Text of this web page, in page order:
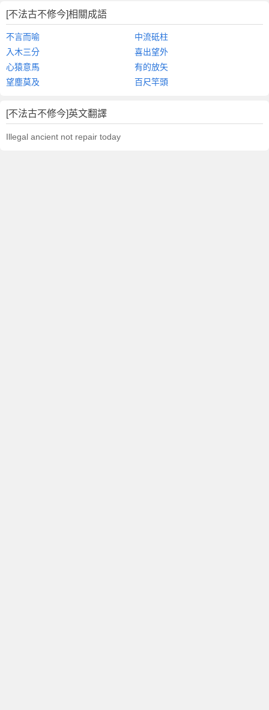
[不法古不修今]相關成語
不言而喻
中流砥柱
入木三分
喜出望外
心猿意馬
有的放矢
望塵莫及
百尺竿頭
[不法古不修今]英文翻譯
Illegal ancient not repair today